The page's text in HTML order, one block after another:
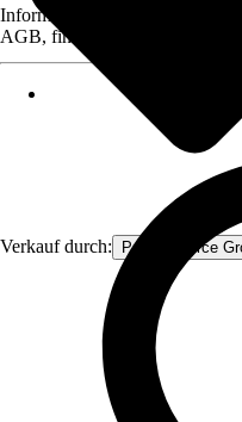
Verkauf durch: Procommerce
Informationen des Verkäufers,
AGB, finden Sie bei Klick auf